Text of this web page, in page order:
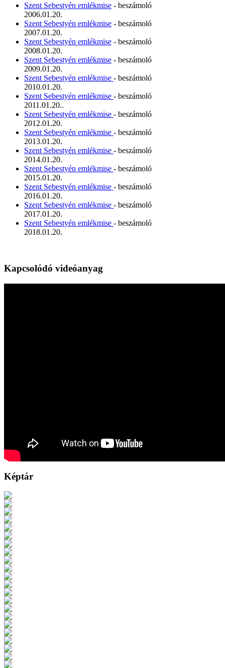
Szent Sebestyén emlékmise - beszámoló
2006.01.20.
Szent Sebestyén emlékmise - beszámoló
2007.01.20.
Szent Sebestyén emlékmise - beszámoló
2008.01.20.
Szent Sebestyén emlékmise - beszámoló
2009.01.20.
Szent Sebestyén emlékmise - beszámoló
2010.01.20.
Szent Sebestyén emlékmise - beszámoló
2011.01.20..
Szent Sebestyén emlékmise - beszámoló
2012.01.20.
Szent Sebestyén emlékmise - beszámoló
2013.01.20.
Szent Sebestyén emlékmise - beszámoló
2014.01.20.
Szent Sebestyén emlékmise - beszámoló
2015.01.20.
Szent Sebestyén emlékmise - beszámoló
2016.01.20.
Szent Sebestyén emlékmise - beszámoló
2017.01.20.
Szent Sebestyén emlékmise - beszámoló
2018.01.20.
Kapcsolódó videóanyag
Képtár